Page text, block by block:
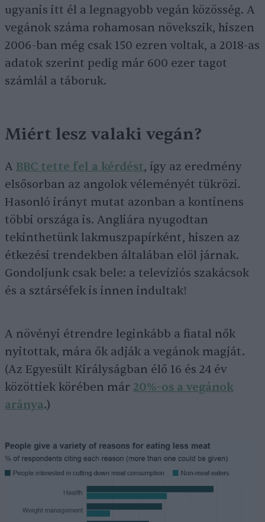
ugyanis itt él a legnagyobb vegán közösség. A
vegánok száma rohamosan növekszik, hiszen
2006-ban még csak 150 ezren voltak, a 2018-as
adatok szerint pedig már 600 ezer tagot
számlál a táboruk.
Miért lesz valaki vegán?
A BBC tette fel a kérdést, így az eredmény
elsősorban az angolok véleményét tükrözi.
Hasonló irányt mutat azonban a kontinens
többi országa is. Angliára nyugodtan
tekinthetünk lakmuszpapírként, hiszen az
étkezési trendekben általában elöl járnak.
Gondoljunk csak bele: a televíziós szakácsok
és a sztárséfek is innen indultak!
A növényi étrendre leginkább a fiatal nők
nyitottak, mára ők adják a vegánok magját.
(Az Egyesült Királyságban élő 16 és 24 év
közöttiek körében már 20%-os a vegánok
aránya.)